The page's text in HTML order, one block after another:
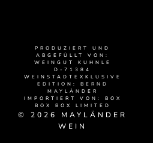
PRODUZIERT UND
ABGEFÜLLT VON:
WEINGUT KUHNLE
D-71384
WEINSTADTEXKLUSIVE
EDITION: BERND
MAYLÄNDER
IMPORTIERT VON: BOX
BOX BOX LIMITED
© 2026 MAYLÄNDER
WEIN